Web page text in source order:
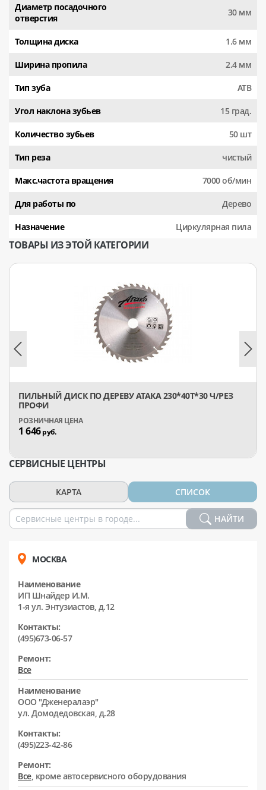
Диаметр посадочного
отверстия
30 мм
Толщина диска 1.6 мм
Ширина пропила 2.4 мм
Тип зуба АТВ
Угол наклона зубьев 15 град.
Количество зубьев 50 шт
Тип реза чистый
Макс.частота вращения 7000 об/мин
Для работы по Дерево
Назначение Циркулярная пила
ТОВАРЫ ИЗ ЭТОЙ КАТЕГОРИИ
ПИЛЬНЫЙ ДИСК ПО ДЕРЕВУ АТАКА 230*40T*30 Ч/РЕЗ
ПРОФИ
1 646руб.
СЕРВИСНЫЕ ЦЕНТРЫ
КАРТА СПИСОК
НАЙТИ
МОСКВА
Наименование
ИП Шнайдер И.М.
1-я ул. Энтузиастов, д.12
Контакты:
(495)673-06-57
Ремонт:
Все
Наименование
ООО "Дженералаэр"
ул. Домодедовская, д.28
Контакты:
(495)223-42-86
Ремонт:
Все, кроме автосервисного оборудования